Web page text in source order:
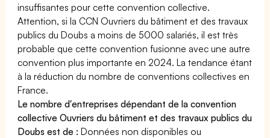
insuffisantes pour cette convention collective.
Attention, si la CCN Ouvriers du bâtiment et des travaux
publics du Doubs a moins de 5000 salariés, il est très
probable que cette convention fusionne avec une autre
convention plus importante en 2024. La tendance étant
à la réduction du nombre de conventions collectives en
France.
Le nombre d'entreprises dépendant de la convention
collective Ouvriers du bâtiment et des travaux publics du
Doubs est de :Données non disponibles ou